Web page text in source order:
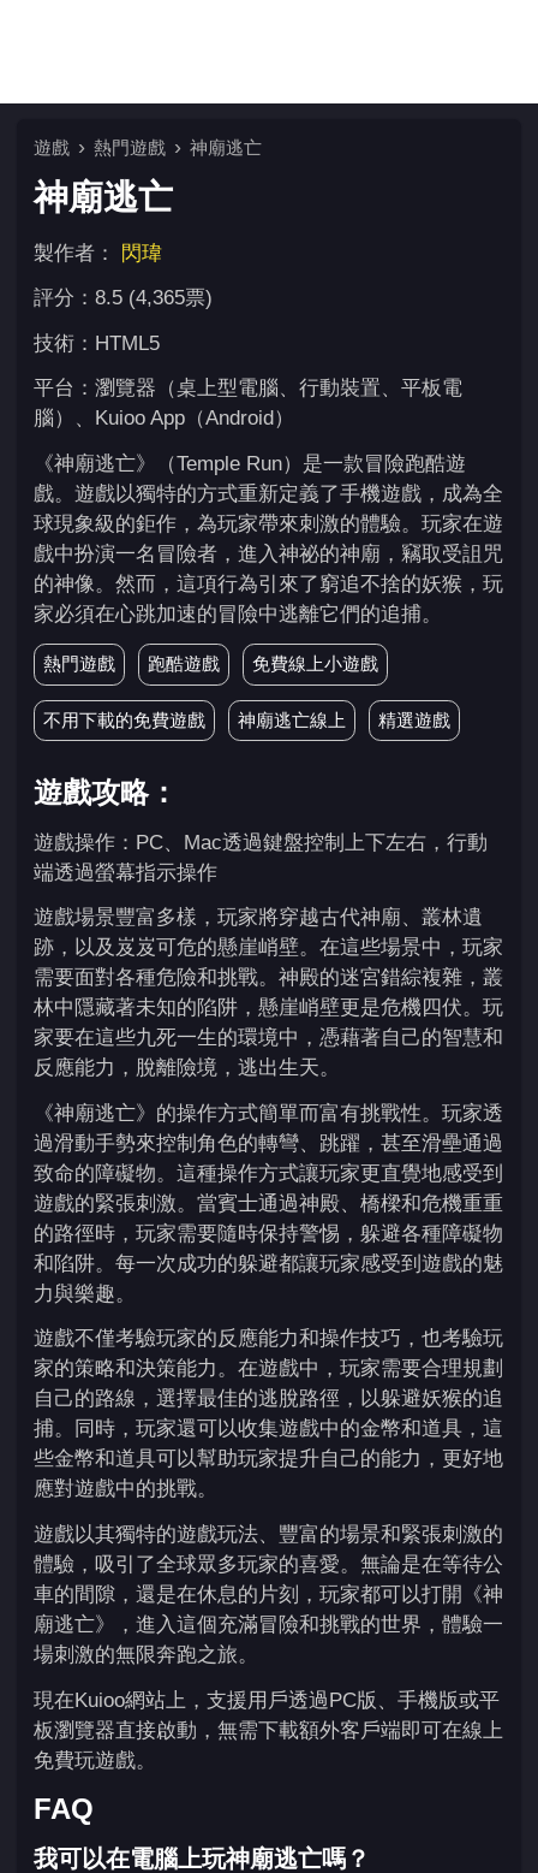
遊戲 熱門遊戲 神廟逃亡
神廟逃亡
製作者：
閃瑋
評分：8.5 (4,365票)
技術：HTML5
平台：瀏覽器（桌上型電腦、行動裝置、平板電
腦）、Kuioo App（Android）
《神廟逃亡》（Temple Run）是一款冒險跑酷遊
戲。遊戲以獨特的方式重新定義了手機遊戲，成為全
球現象級的鉅作，為玩家帶來刺激的體驗。玩家在遊
戲中扮演一名冒險者，進入神祕的神廟，竊取受詛咒
的神像。然而，這項行為引來了窮追不捨的妖猴，玩
家必須在心跳加速的冒險中逃離它們的追捕。
熱門遊戲 跑酷遊戲 免費線上小遊戲
不用下載的免費遊戲 神廟逃亡線上 精選遊戲
遊戲攻略：
遊戲操作：PC、Mac透過鍵盤控制上下左右，行動
端透過螢幕指示操作
遊戲場景豐富多樣，玩家將穿越古代神廟、叢林遺
跡，以及岌岌可危的懸崖峭壁。在這些場景中，玩家
需要面對各種危險和挑戰。神殿的迷宮錯綜複雜，叢
林中隱藏著未知的陷阱，懸崖峭壁更是危機四伏。玩
家要在這些九死一生的環境中，憑藉著自己的智慧和
反應能力，脫離險境，逃出生天。
《神廟逃亡》的操作方式簡單而富有挑戰性。玩家透
過滑動手勢來控制角色的轉彎、跳躍，甚至滑壘通過
致命的障礙物。這種操作方式讓玩家更直覺地感受到
遊戲的緊張刺激。當賓士通過神殿、橋樑和危機重重
的路徑時，玩家需要隨時保持警惕，躲避各種障礙物
和陷阱。每一次成功的躲避都讓玩家感受到遊戲的魅
力與樂趣。
遊戲不僅考驗玩家的反應能力和操作技巧，也考驗玩
家的策略和決策能力。在遊戲中，玩家需要合理規劃
自己的路線，選擇最佳的逃脫路徑，以躲避妖猴的追
捕。同時，玩家還可以收集遊戲中的金幣和道具，這
些金幣和道具可以幫助玩家提升自己的能力，更好地
應對遊戲中的挑戰。
遊戲以其獨特的遊戲玩法、豐富的場景和緊張刺激的
體驗，吸引了全球眾多玩家的喜愛。無論是在等待公
車的間隙，還是在休息的片刻，玩家都可以打開《神
廟逃亡》，進入這個充滿冒險和挑戰的世界，體驗一
場刺激的無限奔跑之旅。
現在Kuioo網站上，支援用戶透過PC版、手機版或平
板瀏覽器直接啟動，無需下載額外客戶端即可在線上
免費玩遊戲。
FAQ
我可以在電腦上玩神廟逃亡嗎？